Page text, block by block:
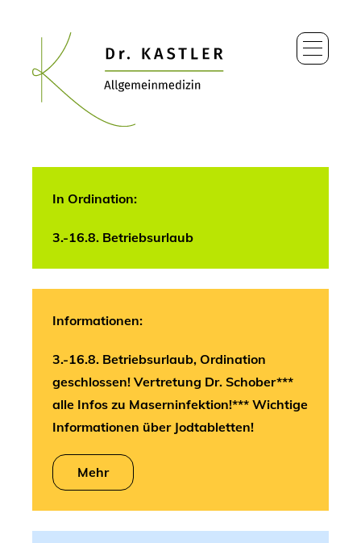
In Ordination:
3.-16.8. Betriebsurlaub
Informationen:
3.-16.8. Betriebsurlaub, Ordination
geschlossen! Vertretung Dr. Schober***
alle Infos zu Maserninfektion!*** Wichtige
Informationen über Jodtabletten!
Mehr